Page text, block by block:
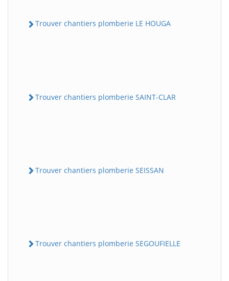
Trouver chantiers plomberie LE HOUGA
Trouver chantiers plomberie SAINT-CLAR
Trouver chantiers plomberie SEISSAN
Trouver chantiers plomberie SEGOUFIELLE